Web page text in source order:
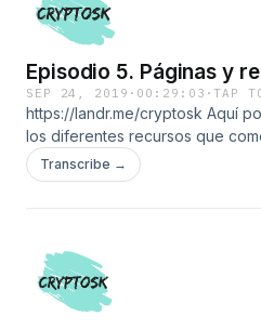
Episodio 5. Páginas y
SEP 24, 2019 · 00:29:03 ·TAP
https://landr.me/cryptosk Aquí
los diferentes recursos que
Sígueme en twitter @Cryptosk2
Transcribe →